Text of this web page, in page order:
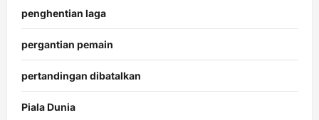
penghentian laga
pergantian pemain
pertandingan dibatalkan
Piala Dunia